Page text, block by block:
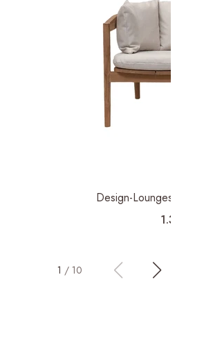
Design-Loungesessel
1.395,-
1 / 10